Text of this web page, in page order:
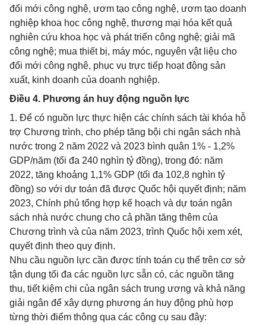
đổi mới công nghệ, ươm tạo công nghệ, ươm tạo doanh
nghiệp khoa học công nghệ, thương mại hóa kết quả
nghiên cứu khoa học và phát triển công nghệ; giải mã
công nghệ; mua thiết bị, máy móc, nguyên vật liệu cho
đổi mới công nghệ, phục vụ trực tiếp hoạt động sản
xuất, kinh doanh của doanh nghiệp.
Điều 4. Phương án huy động nguồn lực
1. Để có nguồn lực thực hiện các chính sách tài khóa hỗ
trợ Chương trình, cho phép tăng bội chi ngân sách nhà
nước trong 2 năm 2022 và 2023 bình quân 1% - 1,2%
GDP/năm (tối đa 240 nghìn tỷ đồng), trong đó: năm
2022, tăng khoảng 1,1% GDP (tối đa 102,8 nghìn tỷ
đồng) so với dự toán đã được Quốc hội quyết định; năm
2023, Chính phủ tổng hợp kế hoạch và dự toán ngân
sách nhà nước chung cho cả phần tăng thêm của
Chương trình và của năm 2023, trình Quốc hội xem xét,
quyết định theo quy định.
Nhu cầu nguồn lực cần được tính toán cụ thể trên cơ sở
tận dụng tối đa các nguồn lực sẵn có, các nguồn tăng
thu, tiết kiệm chi của ngân sách trung ương và khả năng
giải ngân để xây dựng phương án huy động phù hợp
từng thời điểm thông qua các công cụ sau đây: